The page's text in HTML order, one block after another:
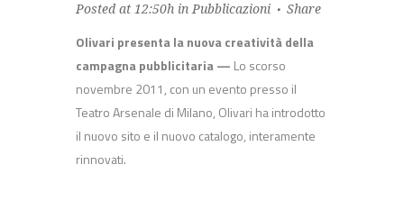
Posted at 12:50h in Pubblicazioni Share
Olivari presenta la nuova creatività della
campagna pubblicitaria — Lo scorso
novembre 2011, con un evento presso il
Teatro Arsenale di Milano, Olivari ha introdotto
il nuovo sito e il nuovo catalogo, interamente
rinnovati.